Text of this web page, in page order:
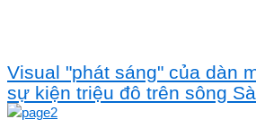
Visual "phát sáng" của dàn
sự kiện triệu đô trên sông